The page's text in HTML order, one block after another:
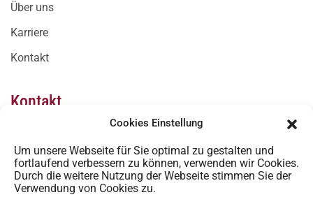
Cookies Einstellung
Um unsere Webseite für Sie optimal zu gestalten und
fortlaufend verbessern zu können, verwenden wir Cookies.
Durch die weitere Nutzung der Webseite stimmen Sie der
Verwendung von Cookies zu.
Über uns
Karriere
Kontakt
Kontakt
office@immo-west.com
+43 (0)5332 23232
Bahnhofstrasse 53, 6300 Wörgl, Österreich